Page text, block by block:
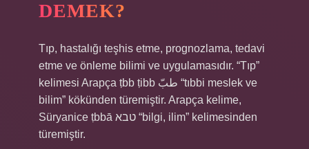
DEMEK?
Tıp, hastalığı teşhis etme, prognozlama, tedavi
etme ve önleme bilimi ve uygulamasıdır. “Tıp”
kelimesi Arapça ṭbb ṭibb طبّ “tıbbi meslek ve
bilim” kökünden türemiştir. Arapça kelime,
Süryanice ṭbbā טבא “bilgi, ilim” kelimesinden
türemiştir.